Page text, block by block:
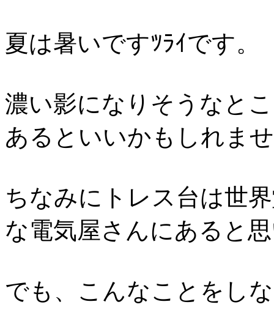
夏は暑いですﾂﾗｲです。
濃い影になりそうなと
あるといいかもしれま
ちなみにトレス台は世
な電気屋さんにあると
でも、こんなことをし